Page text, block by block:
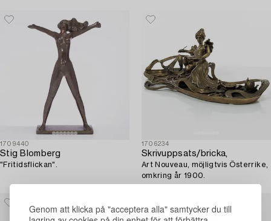
Genom att klicka på "acceptera alla" samtycker du till
1709440
Stig Blomberg
"Fritidsflickan".
1706234
Skrivuppsats/bricka,
Art Nouveau, möjligtvis Österrike,
omkring år 1900.